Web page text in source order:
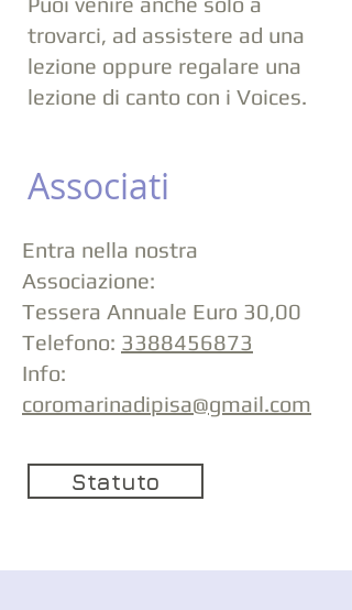
trovarci, ad assistere ad una
lezione oppure regalare una
lezione di canto con i Voices.
Associati
Entra nella nostra
Associazione:
Tessera Annuale Euro 30,00
Telefono: 3388456873
Info:
coromarinadipisa@gmail.com
Statuto